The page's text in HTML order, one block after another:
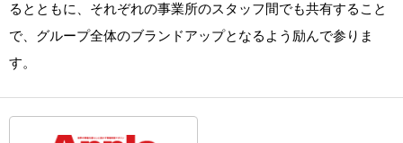
るとともに、それぞれの事業所のスタッフ間でも共有すること
で、グループ全体のブランドアップとなるよう励んで参りま
す。